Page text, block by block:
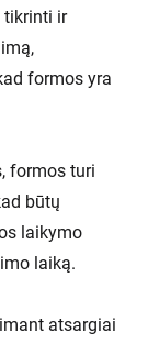
tikrinti ir
formos yra
formos turi
būtų
laikymo
laiką.
atsargiai